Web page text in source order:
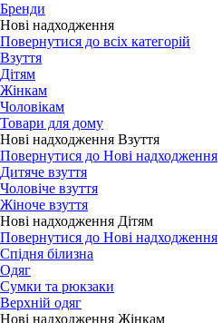
Бренди
Нові надходження
Повернутися до всіх категорій
Взуття
Дітям
Жінкам
Чоловікам
Товари для дому
Нові надходження Взуття
Повернутися до Нові надходження
Дитяче взуття
Чоловіче взуття
Жіноче взуття
Нові надходження Дітям
Повернутися до Нові надходження
Спідня білизна
Одяг
Сумки та рюкзаки
Верхній одяг
Нові надходження Жінкам